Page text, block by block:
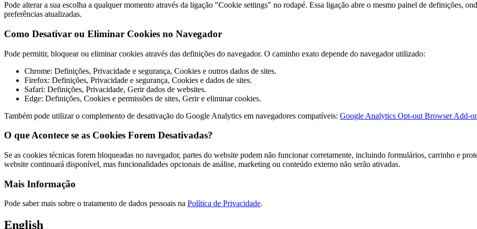
Pode alterar a sua escolha a qualquer momento através da ligação "Cookie settings" no rodapé. Essa ligação abre o mesmo painel de definições,
preferências atualizadas.
Como Desativar ou Eliminar Cookies no Navegador
Pode permitir, bloquear ou eliminar cookies através das definições do navegador. O caminho exato depende do navegador utilizado:
Chrome: Definições, Privacidade e segurança, Cookies e outros dados de sites.
Firefox: Definições, Privacidade e segurança, Cookies e dados de sites.
Safari: Definições, Privacidade, Gerir dados de websites.
Edge: Definições, Cookies e permissões de sites, Gerir e eliminar cookies.
Também pode utilizar o complemento de desativação do Google Analytics em navegadores compatíveis: Google Analytics Opt-out Browser Add-
O que Acontece se as Cookies Forem Desativadas?
Se as cookies técnicas forem bloqueadas no navegador, partes do website podem não funcionar corretamente, incluindo formulários, carrinho e
website continuará disponível, mas funcionalidades opcionais de análise, marketing ou conteúdo externo não serão ativadas.
Mais Informação
Pode saber mais sobre o tratamento de dados pessoais na Política de Privacidade.
English